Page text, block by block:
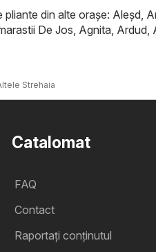
pliante din alte orașe: Aleşd
De Jos Agnita Ardud
Strehaia
Catalomat
FAQ
Contact
Raportați conținutul